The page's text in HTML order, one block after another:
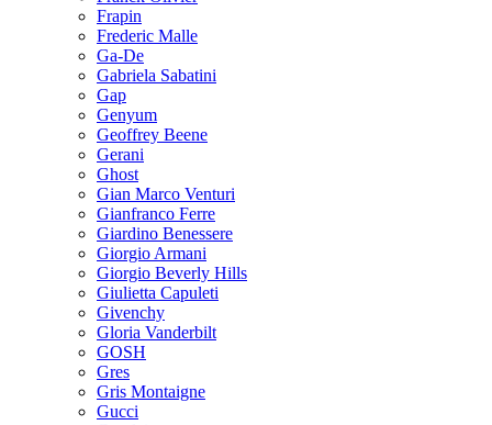
Frapin
Frederic Malle
Ga-De
Gabriela Sabatini
Gap
Genyum
Geoffrey Beene
Gerani
Ghost
Gian Marco Venturi
Gianfranco Ferre
Giardino Benessere
Giorgio Armani
Giorgio Beverly Hills
Giulietta Capuleti
Givenchy
Gloria Vanderbilt
GOSH
Gres
Gris Montaigne
Gucci